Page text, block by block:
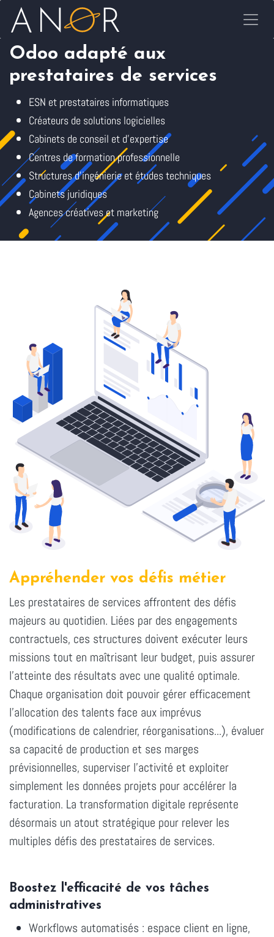
Se rendre au contenu
Odoo adapté aux
prestataires de services
ESN et prestataires informatiques
Créateurs de solutions logicielles
Cabinets de conseil et d'expertise
Centres de formation professionnelle
Structures d'ingénierie et études techniques
Cabinets juridiques
Agences créatives et marketing
Appréhender vos défis métier
Les prestataires de services affrontent des défis
majeurs au quotidien. Liées par des engagements
contractuels, ces structures doivent exécuter leurs
missions tout en maîtrisant leur budget, puis assurer
l'atteinte des résultats avec une qualité optimale.
Chaque organisation doit pouvoir gérer efficacement
l'allocation des talents face aux imprévus
(modifications de calendrier, réorganisations...), évaluer
sa capacité de production et ses marges
prévisionnelles, superviser l'activité et exploiter
simplement les données projets pour accélérer la
facturation. La transformation digitale représente
désormais un atout stratégique pour relever les
multiples défis des prestataires de services.
Boostez l'efficacité de vos tâches
administratives
Workflows automatisés : espace client en ligne,